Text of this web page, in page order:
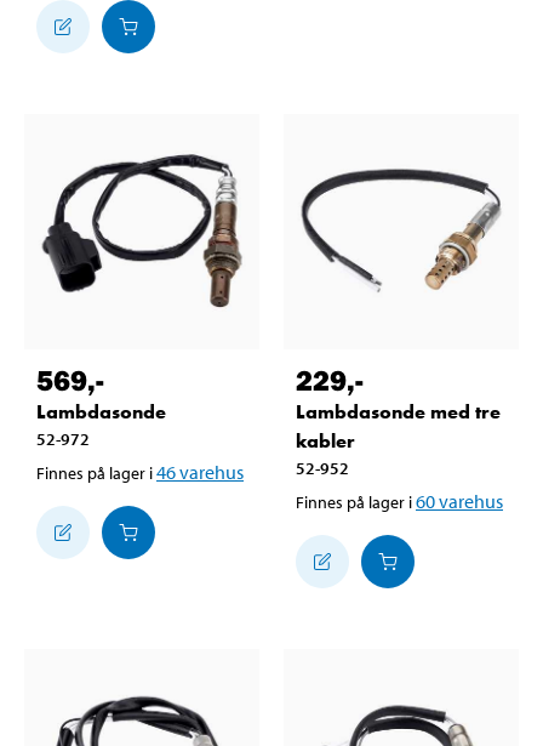
569,-
Lambdasonde
52-972
Finnes på lager i46varehus
229,-
Lambdasonde med tre
kabler
52-952
Finnes på lager i60varehus